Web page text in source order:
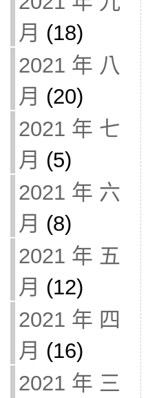
月 (18)
2021 年 八
月 (20)
2021 年 七
月 (5)
2021 年 六
月 (8)
2021 年 五
月 (12)
2021 年 四
月 (16)
2021 年 三